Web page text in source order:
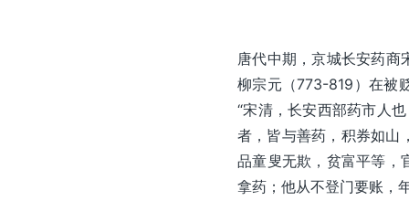
唐代中期，京城长安药商
柳宗元（773-819）在被
“宋清，长安西部药市人
者，皆与善药，积券如山
品童叟无欺，贫富平等，
拿药；他从不登门要账，